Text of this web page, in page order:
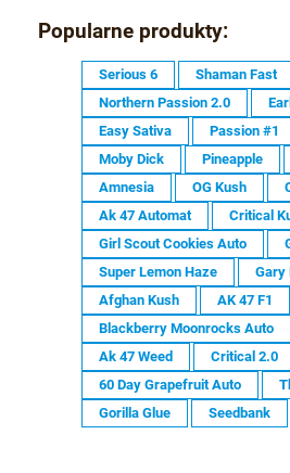
Popularne produkty:
Serious 6
Shaman Fast
Northern Passion 2.0
Easy Sativa
Passion #1
Moby Dick
Pineapple
Amnesia
OG Kush
Ak 47 Automat
Critical
Girl Scout Cookies Auto
Super Lemon Haze
Gary
Afghan Kush
AK 47 F1
Blackberry Moonrocks Auto
Ak 47 Weed
Critical 2.0
60 Day Grapefruit Auto
Gorilla Glue
Seedbank